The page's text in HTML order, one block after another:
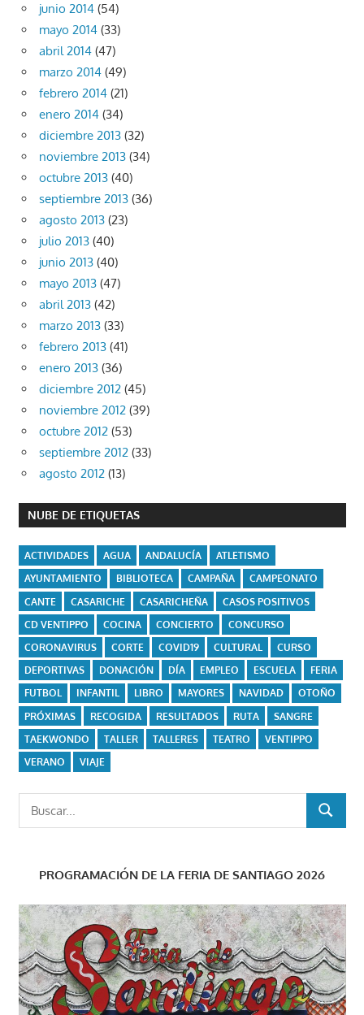
junio 2014 (54)
mayo 2014 (33)
abril 2014 (47)
marzo 2014 (49)
febrero 2014 (21)
enero 2014 (34)
diciembre 2013 (32)
noviembre 2013 (34)
octubre 2013 (40)
septiembre 2013 (36)
agosto 2013 (23)
julio 2013 (40)
junio 2013 (40)
mayo 2013 (47)
abril 2013 (42)
marzo 2013 (33)
febrero 2013 (41)
enero 2013 (36)
diciembre 2012 (45)
noviembre 2012 (39)
octubre 2012 (53)
septiembre 2012 (33)
agosto 2012 (13)
NUBE DE ETIQUETAS
ACTIVIDADES AGUA ANDALUCÍA
ATLETISMO
AYUNTAMIENTO
BIBLIOTECA CAMPAÑA
CAMPEONATO
CANTE
CASARICHE CASARICHEÑA
CASOS POSITIVOS
CD VENTIPPO
COCINA CONCIERTO
CONCURSO
CORONAVIRUS
CORTE COVID19 CULTURAL
CURSO
DEPORTIVAS
DONACIÓN DÍA EMPLEO ESCUELA
FERIA
FUTBOL
INFANTIL LIBRO MAYORES NAVIDAD
OTOÑO
PRÓXIMAS
RECOGIDA RESULTADOS RUTA
SANGRE
TAEKWONDO
TALLER TALLERES TEATRO
VENTIPPO
VERANO
VIAJE
BUSCAR
PROGRAMACIÓN DE LA FERIA DE SANTIAGO 2026